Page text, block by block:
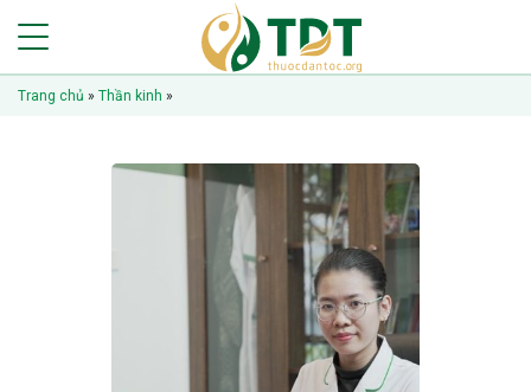
Trang chủ » Thần kinh »